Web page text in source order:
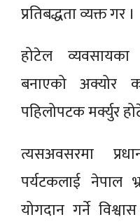
प्रतिबद्धता व्यक्त गर ।
होटेल व्यवसायका
बनाएको अक्योर
पहिलोपटक मर्क्युर
त्यसअवसरमा
पर्यटकलाई नेपाल
योगदान गर्ने